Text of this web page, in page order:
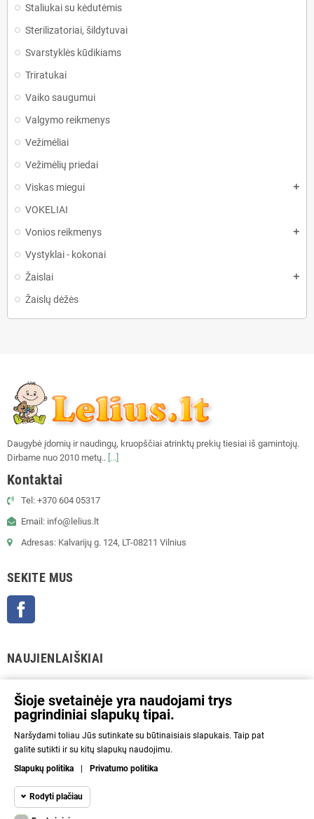
Staliukai su kėdutėmis
Sterilizatoriai, šildytuvai
Svarstyklės kūdikiams
Triratukai
Vaiko saugumui
Valgymo reikmenys
Vežimėliai
Vežimėlių priedai
Viskas miegui
add
VOKELIAI
Vonios reikmenys
add
Vystyklai - kokonai
Žaislai
add
Žaislų dėžės
Daugybė įdomių ir naudingų, kruopščiai atrinktų prekių tiesiai iš gamintojų.
Dirbame nuo 2010 metų.. [...]
Kontaktai
Tel: +370 604 05317
Email: info@lelius.lt
Adresas: Kalvarijų g. 124, LT-08211 Vilnius
SEKITE MUS
NAUJIENLAIŠKIAI
informaciją rasite parduotuvės taisyklėse.
Aš sutinku su Privatumo politika ir asmens duomenų tvarkymu.
INFORMACIJA
Šioje svetainėje yra naudojami trys
pagrindiniai slapukų tipai.
Naršydami toliau Jūs sutinkate su būtinaisiais slapukais. Taip pat
galite sutikti ir su kitų slapukų naudojimu.
Slapukų politika
Privatumo politika
Rodyti plačiau